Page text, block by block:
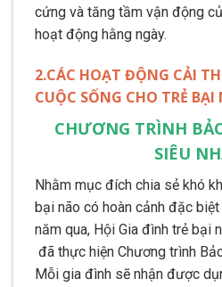
cứng và tăng tầm vận động
hoạt động hằng ngày.
2.CÁC HOẠT ĐỘNG CẢI
CUỘC SỐNG CHO TRẺ BẠI
CHƯƠNG TRÌNH
SIÊU
Nhằm mục đích chia sẻ khó
bại não có hoàn cảnh đặc
năm qua, Hội Gia đình trẻ bại
đã thực hiện Chương trình
Mỗi gia đình sẽ nhận được